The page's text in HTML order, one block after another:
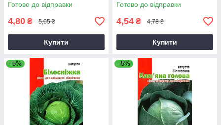
Готово до відправки
4,80 ₴ 5,05 ₴
Купити
Готово до відправки
4,54 ₴ 4,78 ₴
Купити
–5% –5%